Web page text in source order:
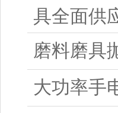
具全面供
磨料磨具
大功率手